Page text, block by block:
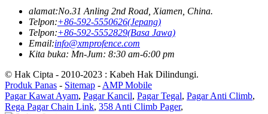
alamat:No.31 Anling 2nd Road, Xiamen, China.
Telpon:+86-592-5550626(Jepang)
Telpon:+86-592-5552829(Basa Jawa)
Email:info@xmprofence.com
Kita buka: Mn-Jum: 8:30 am-6:00 pm
© Hak Cipta - 2010-2023 : Kabeh Hak Dilindungi.
Produk Panas - Sitemap - AMP Mobile
Pagar Kawat Ayam, Pagar Kancil, Pagar Tegal, Pagar Anti Climb,
Rega Pagar Chain Link, 358 Anti Climb Pager,